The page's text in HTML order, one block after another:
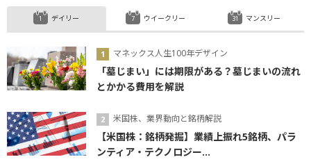
デイリー
マネックス人生100年デザイン
「墓じまい」には期限がある？墓じまいの流れ
とかかる費用を解説
米国株、業界動向と銘柄解説
【米国株：銘柄発掘】業績上振れ5銘柄、パラ
ンティア・テクノロジー...
ウイークリー マンスリー